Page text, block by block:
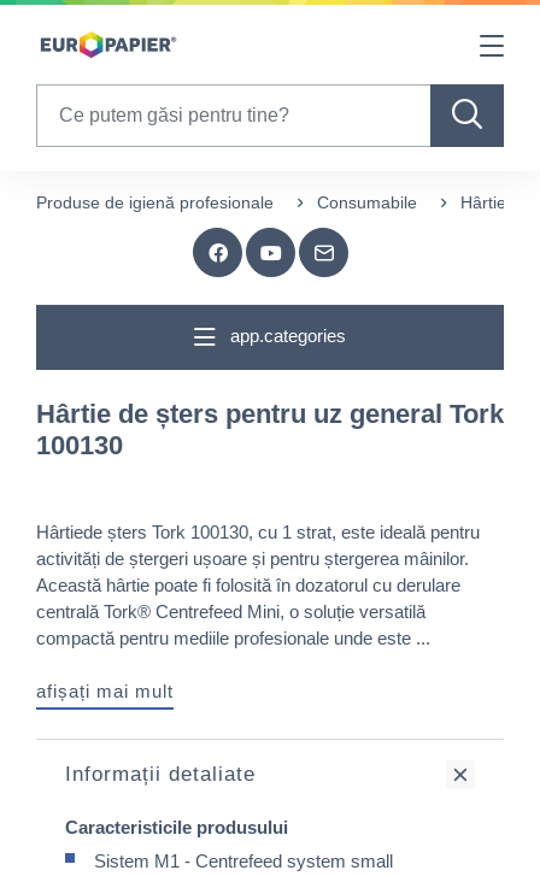
Table Of Content
Produse de igienă profesionale Consumabile Hârtie de
app.categories
Hârtie de șters pentru uz general Tork
100130
Hârtiede șters Tork 100130, cu 1 strat, este ideală pentru
activități de ștergeri ușoare și pentru ștergerea mâinilor.
Această hârtie poate fi folosită în dozatorul cu derulare
centrală Tork® Centrefeed Mini, o soluție versatilă
compactă pentru mediile profesionale unde este ...
afișați mai mult
Informații detaliate
Caracteristicile produsului
Sistem M1 - Centrefeed system small